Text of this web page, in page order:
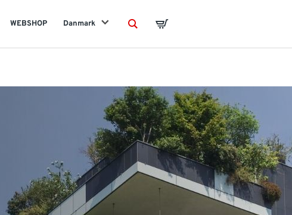
WEBSHOP Danmark
SearchBasket